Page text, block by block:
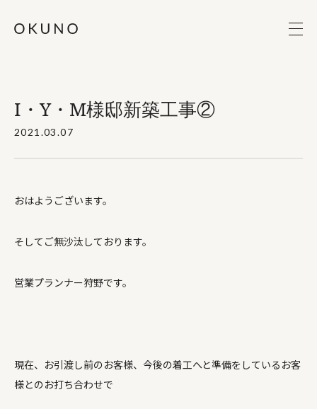
I・Y・M様邸新築工事②
2021.03.07
おはようございます。
そしてご無沙汰しております。
営業プランナー狩野です。
現在、お引渡し前のお客様、今後の着工へと準備をしているお客
様とのお打ち合わせで